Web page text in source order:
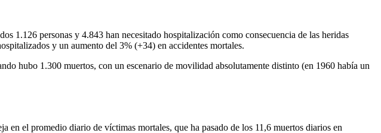
1.126 personas y 4.843 han necesitado hospitalización como consecuencia de las heridas
y un aumento del 3% (+34) en accidentes mortales.
hubo 1.300 muertos, con un escenario de movilidad absolutamente distinto (en 1960 había un
en el promedio diario de víctimas mortales, que ha pasado de los 11,6 muertos diarios en